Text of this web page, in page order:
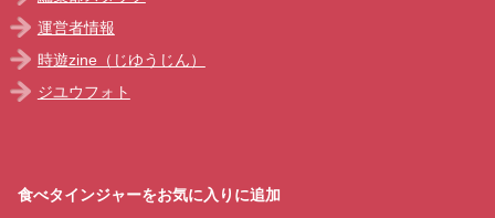
運営者情報
時遊zine（じゆうじん）
ジユウフォト
食べタインジャーをお気に入りに追加